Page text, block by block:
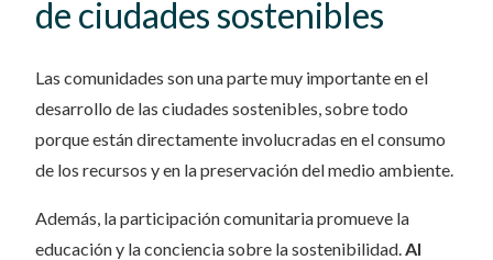
de ciudades sostenibles
Las comunidades son una parte muy importante en el
desarrollo de las ciudades sostenibles, sobre todo
porque están directamente involucradas en el consumo
de los recursos y en la preservación del medio ambiente.
Además, la participación comunitaria promueve la
educación y la conciencia sobre la sostenibilidad.Al